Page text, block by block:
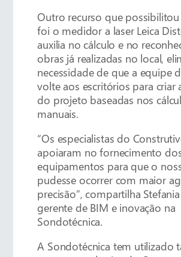
Outro recurso que
foi o medidor a laser Leica
auxilia no cálculo e no
obras já realizadas no local,
necessidade de que a equipe
volte aos escritórios para criar
do projeto baseadas nos
manuais.
“Os especialistas do
apoiaram no fornecimento
equipamentos para que o
pudesse ocorrer com maior
precisão”, compartilha
gerente de BIM e inovação na
Sondotécnica.
A Sondotécnica tem utilizado